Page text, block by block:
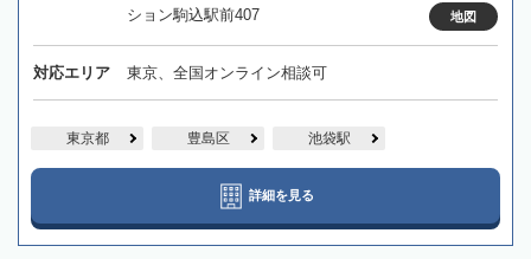
ション駒込駅前407
地図
対応エリア 東京、全国オンライン相談可
東京都 豊島区 池袋駅
詳細を見る